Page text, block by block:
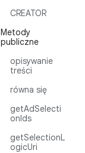
CREATOR
Metody
publiczne
opisywanie
treści
równa się
getAdSelecti
onIds
getSelectionL
ogicUri